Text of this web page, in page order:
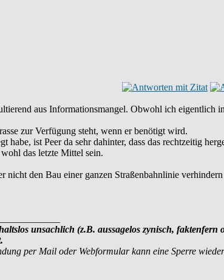
aus Informationsmangel. Obwohl ich eigentlich
zur Verfügung steht, wenn er benötigt wird.
ist Peer da sehr dahinter, dass das rechtzeitig
das letzte Mittel sein.
nicht den Bau einer ganzen Straßenbahnlinie
unsachlich (z.B. aussagelos zynisch, faktenfern
per Mail oder Webformular kann eine Sperre